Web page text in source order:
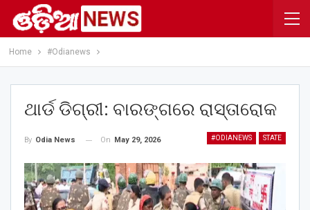
Home #Odianews
ଥାର୍ଡ ଡିଗ୍ରୀ: ବାରଙ୍ଗରେ ରାସ୍ତାରୋକ
#ODIANEWS STATE
By Odia News On May 29, 2026